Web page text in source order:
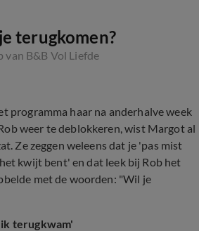
terugkomen?
van B&B Vol Liefde
programma haar na anderhalve week
weer te deblokkeren, wist Margot al
Ze zeggen weleens dat je 'pas mist
kwijt bent' en dat leek bij Rob het
met de woorden: "Wil je
terugkwam'